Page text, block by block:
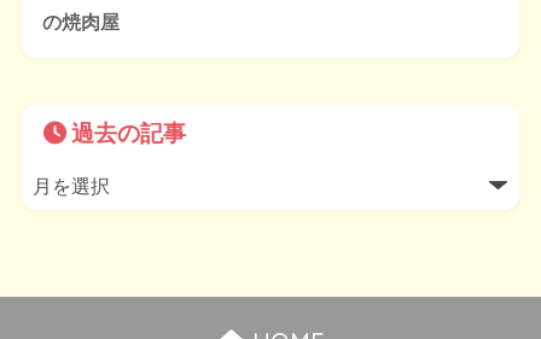
過去の記事